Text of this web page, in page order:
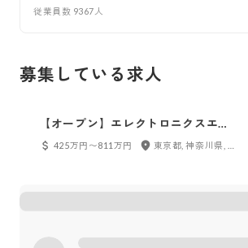
従業員数 9367 人
募集している求人
【オープン】エレクトロニクスエン
ジニア
425万円〜811万円